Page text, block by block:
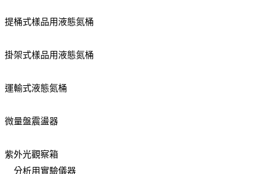
提桶式樣品用液態氮桶
掛架式樣品用液態氮桶
運輸式液態氮桶
微量盤震盪器
紫外光觀察箱
分析用實驗儀器